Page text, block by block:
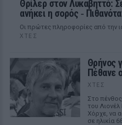
Θρίλερ στον Λυκαβηττό:
ανήκει η σορός ‑
Οι πρώτες πληροφορίες από την
ΧΤΕΣ
Θρήνος
Πέθανε
ΧΤΕΣ
Στο πένθος
του
Χόρχε, να
σε ηλικία